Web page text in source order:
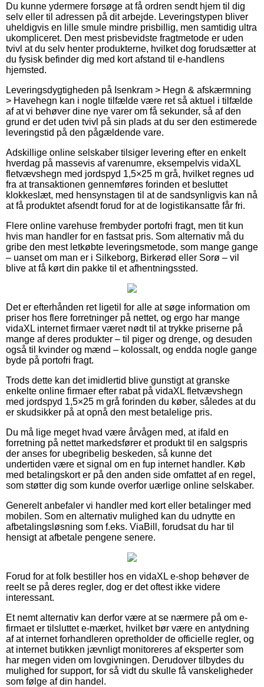
Du kunne ydermere forsøge at få ordren sendt hjem til dig
selv eller til adressen på dit arbejde. Leveringstypen bliver
uheldigvis en lille smule mindre prisbillig, men samtidig ultra
ukompliceret. Den mest prisbevidste fragtmetode er uden
tvivl at du selv henter produkterne, hvilket dog forudsætter at
du fysisk befinder dig med kort afstand til e-handlens
hjemsted.
Leveringsdygtigheden på Isenkram > Hegn & afskærmning
> Havehegn kan i nogle tilfælde være ret så aktuel i tilfælde
af at vi behøver dine nye varer om få sekunder, så af den
grund er det uden tvivl på sin plads at du ser den estimerede
leveringstid på den pågældende vare.
Adskillige online selskaber tilsiger levering efter en enkelt
hverdag på massevis af varenumre, eksempelvis vidaXL
fletvævshegn med jordspyd 1,5×25 m grå, hvilket regnes ud
fra at transaktionen gennemføres forinden et besluttet
klokkeslæt, med hensynstagen til at de sandsynligvis kan nå
at få produktet afsendt forud for at de logistikansatte får fri.
Flere online varehuse frembyder portofri fragt, men tit kun
hvis man handler for en fastsat pris. Som alternativ må du
gribe den mest letkøbte leveringsmetode, som mange gange
– uanset om man er i Silkeborg, Birkerød eller Sorø – vil
blive at få kørt din pakke til et afhentningssted.
Det er efterhånden ret ligetil for alle at søge information om
priser hos flere forretninger på nettet, og ergo har mange
vidaXL internet firmaer været nødt til at trykke priserne på
mange af deres produkter – til piger og drenge, og desuden
også til kvinder og mænd – kolossalt, og endda nogle gange
byde på portofri fragt.
Trods dette kan det imidlertid blive gunstigt at granske
enkelte online firmaer efter rabat på vidaXL fletvævshegn
med jordspyd 1,5×25 m grå forinden du køber, således at du
er skudsikker på at opnå den mest betalelige pris.
Du må lige meget hvad være årvågen med, at ifald en
forretning på nettet markedsfører et produkt til en salgspris
der anses for ubegribelig beskeden, så kunne det
undertiden være et signal om en fup internet handler. Køb
med betalingskort er på den anden side omfattet af en regel,
som støtter dig som kunde overfor uærlige online selskaber.
Generelt anbefaler vi handler med kort eller betalinger med
mobilen. Som en alternativ mulighed kan du udnytte en
afbetalingsløsning som f.eks. ViaBill, forudsat du har til
hensigt at afbetale pengene senere.
Forud for at folk bestiller hos en vidaXL e-shop behøver de
reelt se på deres regler, dog er det oftest ikke videre
interessant.
Et nemt alternativ kan derfor være at se nærmere på om e-
firmaet er tilsluttet e-mærket, hvilket bør være en antydning
af at internet forhandleren opretholder de officielle regler, og
at internet butikken jævnligt monitoreres af eksperter som
har megen viden om lovgivningen. Derudover tilbydes du
mulighed for support, for så vidt du skulle få vanskeligheder
som følge af din handel.